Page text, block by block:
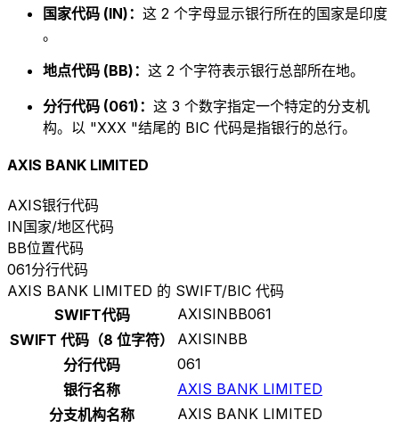
国家代码 (IN)： 这 2 个字母显示银行所在的国家是印度
。
地点代码 (BB)： 这 2 个字符表示银行总部所在地。
分行代码 (061)： 这 3 个数字指定一个特定的分支机
构。以 "XXX "结尾的 BIC 代码是指银行的总行。
AXIS BANK LIMITED
AXIS银行代码
IN国家/地区代码
BB位置代码
061分行代码
AXIS BANK LIMITED 的 SWIFT/BIC 代码
SWIFT代码
AXISINBB061
SWIFT 代码（8 位字符）
AXISINBB
分行代码
061
银行名称
AXIS BANK LIMITED
分支机构名称
AXIS BANK LIMITED